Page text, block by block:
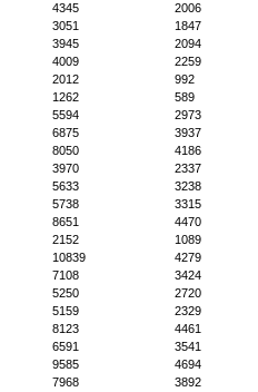
4345 2006
3051 1847
3945 2094
4009 2259
2012 992
1262 589
5594 2973
6875 3937
8050 4186
3970 2337
5633 3238
5738 3315
8651 4470
2152 1089
10839 4279
7108 3424
5250 2720
5159 2329
8123 4461
6591 3541
9585 4694
7968 3892